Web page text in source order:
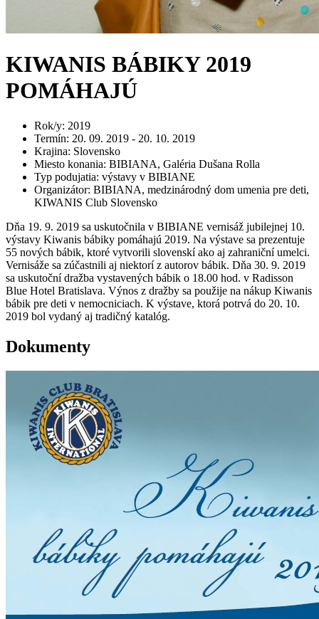
KIWANIS BÁBIKY 2019
POMÁHAJÚ
Rok/y: 2019
Termín: 20. 09. 2019 - 20. 10. 2019
Krajina: Slovensko
Miesto konania: BIBIANA, Galéria Dušana Rolla
Typ podujatia: výstavy v BIBIANE
Organizátor: BIBIANA, medzinárodný dom umenia pre deti,
KIWANIS Club Slovensko
Dňa 19. 9. 2019 sa uskutočnila v BIBIANE vernisáž jubilejnej 10.
výstavy Kiwanis bábiky pomáhajú 2019. Na výstave sa prezentuje
55 nových bábik, ktoré vytvorili slovenskí ako aj zahraniční umelci.
Vernisáže sa zúčastnili aj niektorí z autorov bábik. Dňa 30. 9. 2019
sa uskutoční dražba vystavených bábik o 18.00 hod. v Radisson
Blue Hotel Bratislava. Výnos z dražby sa použije na nákup Kiwanis
bábik pre deti v nemocniciach. K výstave, ktorá potrvá do 20. 10.
2019 bol vydaný aj tradičný katalóg.
Dokumenty